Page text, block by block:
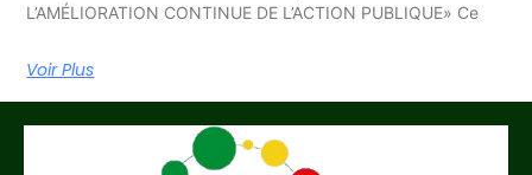
L’AMÉLIORATION CONTINUE DE L’ACTION PUBLIQUE» Ce
Voir Plus